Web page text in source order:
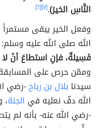
النَّاسِ الخيرَ).[٧] [٦]
وفعل الخير يبقى
الله صلى الله عليه وسلم:
فَسِيلةٌ، فإنِ استطاعَ أنْ
وممّن حرص على
سيدنا بلال بن رباح-رضي
الله دفّ نعليه في الجنة،
-رضي الله عنه- بأنه لم